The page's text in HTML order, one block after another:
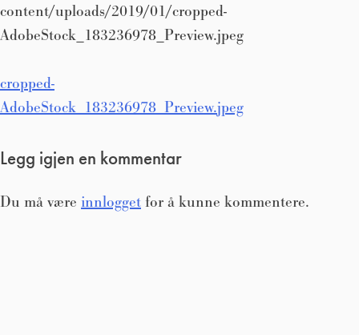
content/uploads/2019/01/cropped-
AdobeStock_183236978_Preview.jpeg
Innleggsnavigasjon
cropped-
AdobeStock_183236978_Preview.jpeg
Legg igjen en kommentar
Du må være innlogget for å kunne kommentere.